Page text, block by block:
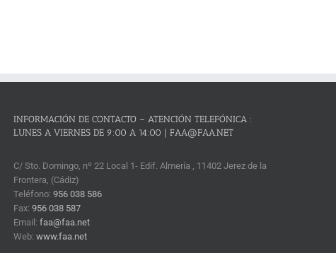
INFORMACIÓN DE CONTACTO – ATENCIÓN TELEFÓNICA :
LUNES A VIERNES DE 9:00 A 14:00 | FAA@FAA.NET
C/ Sto. Domingo, nº 22 Local 1- Edif. Almería , 11402 Jerez de la
Frontera, (Cádiz)
Teléfono:956 038 586
Fax:956 038 587
Email:faa@faa.net
Web:www.faa.net